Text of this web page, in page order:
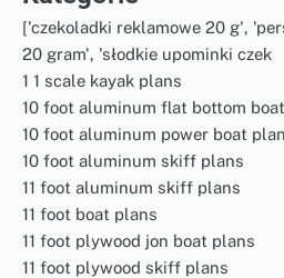
['czekoladki reklamowe 20 g',
20 gram', 'słodkie upominki czek
1 1 scale kayak plans
10 foot aluminum flat bottom
10 foot aluminum power boat
10 foot aluminum skiff plans
11 foot aluminum skiff plans
11 foot boat plans
11 foot plywood jon boat plans
11 foot plywood skiff plans